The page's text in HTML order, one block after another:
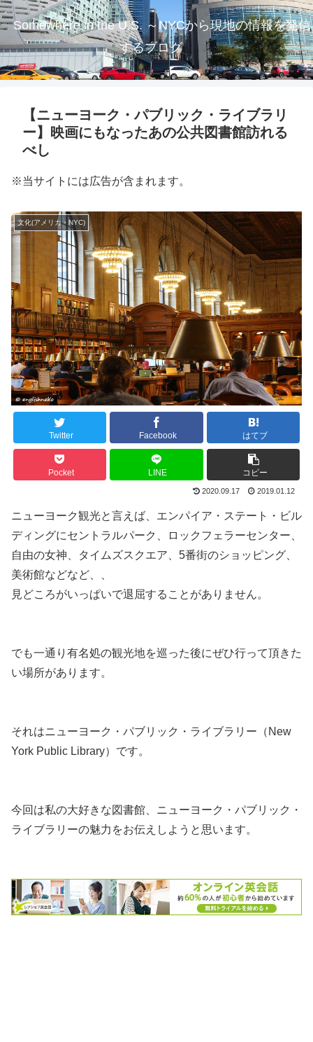
Somewhere in the U.S. ～NYCから現地の情報を発信
するブログ
【ニューヨーク・パブリック・ライブラリ
ー】映画にもなったあの公共図書館訪れる
べし
※当サイトには広告が含まれます。
文化(アメリカ・NYC)
Twitter Facebook はてブ
Pocket LINE コピー
2020.09.17 2019.01.12
ニューヨーク観光と言えば、エンパイア・ステート・ビル
ディングにセントラルパーク、ロックフェラーセンター、
自由の女神、タイムズスクエア、5番街のショッピング、
美術館などなど、、
見どころがいっぱいで退屈することがありません。
でも一通り有名処の観光地を巡った後にぜひ行って頂きた
い場所があります。
それはニューヨーク・パブリック・ライブラリー（New
York Public Library） です。
今回は私の大好きな図書館、ニューヨーク・パブリック・
ライブラリーの魅力をお伝えしようと思います。